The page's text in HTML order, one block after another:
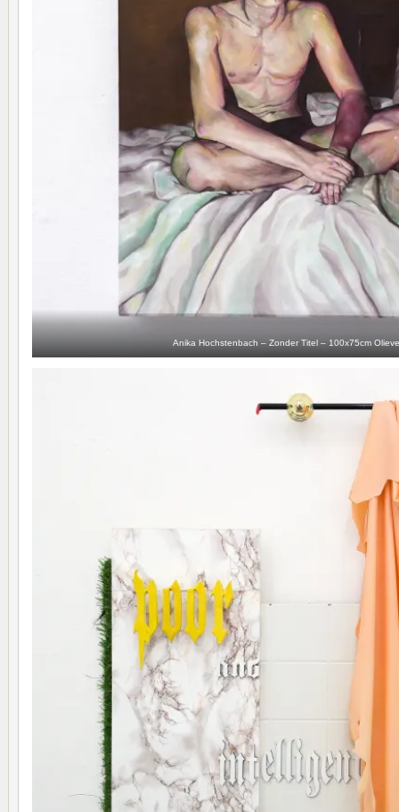
Anika Hochstenbach – Zonder Titel – 100x75cm